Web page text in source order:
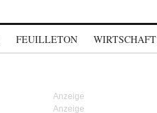
FEUILLETON WIRTSCHAFT